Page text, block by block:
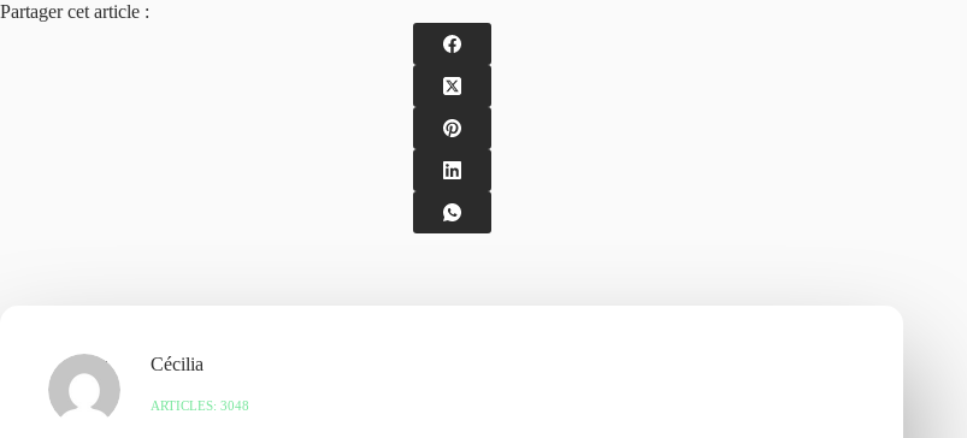
Partager cet article :
Cécilia
ARTICLES: 3048